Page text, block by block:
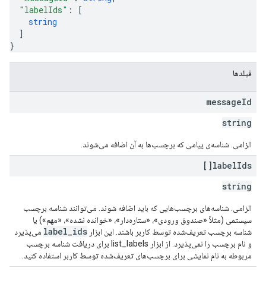
"labelIds" :
[
string
]
}
فیلدها
messageId
string
الزامی. شناسه‌ی پیامی که برچسب‌ها به آن اضافه می‌شوند.
labelIds[]
string
الزامی. شناسه‌های برچسب‌هایی که باید اضافه شوند. می‌توانند شناسه برچسب
سیستمی (مثلاً «صندوق ورودی»، «ستاره‌دار»، «خوانده نشده»، «مهم») یا
شناسه برچسب تعریف‌شده توسط کاربر باشند. این ابزار label_ids می‌پذیرد
و نام برچسب را نمی‌پذیرد. از ابزار list_labels برای دریافت شناسه برچسب
مربوطه به نام نمایشی برای برچسب‌های تعریف‌شده توسط کاربر استفاده کنید.